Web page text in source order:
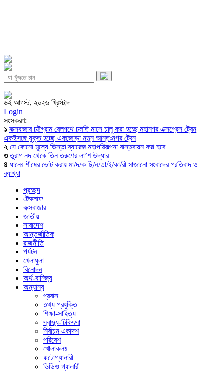
৬ই আগস্ট, ২০২৬ খ্রিস্টাব্দ
Login
সংস্করণ:
১ কক্সবাজার চট্টগ্রাম রেলপথে চলতি মাসে চালু করা হচ্ছে মহানগর এক্সপ্রেস ট্রেন,
একইসঙ্গে যুক্ত হচ্ছে একজোড়া নতুন আন্তঃনগর ট্রেন
২ যে কোনো মূল্যে তিস্তা ব্যারেজ মহাপরিকল্পনা বাস্তবায়ন করা হবে
৩ তুরাগ নদ থেকে তিন তরুণের লা’শ উদ্ধার
৪ ধানের শীষের ভোট করায় মা/দ/ক ছি/ন/তা/ই/কা/রী সাজানো সংবাদের প্রতিবাদ ও
ব্যাখ্যা
প্রচ্ছদ
টেকনাফ
কক্সবাজার
জাতীয়
সারাদেশ
আন্তর্জাতিক
রাজনীতি
পর্যটন
খেলাধুলা
বিনোদন
অর্থ-বানিজ্য
অন্যান্য
প্রবাস
তথ্য প্রযুক্তি
শিক্ষা-সাহিত্য
স্বাস্থ্য-চিকিৎসা
নির্বাচন একাদশ
পরিবেশ
খোলাকলম
ফটোগ্যালারী
ভিডিও গ্যালারী